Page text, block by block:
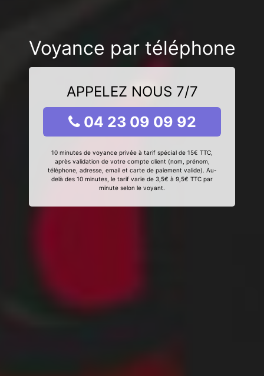
Voyance par téléphone
APPELEZ NOUS 7/7
04 23 09 09 92
10 minutes de voyance privée à tarif spécial de 15€ TTC,
après validation de votre compte client (nom, prénom,
téléphone, adresse, email et carte de paiement valide). Au-
delà des 10 minutes, le tarif varie de 3,5€ à 9,5€ TTC par
minute selon le voyant.